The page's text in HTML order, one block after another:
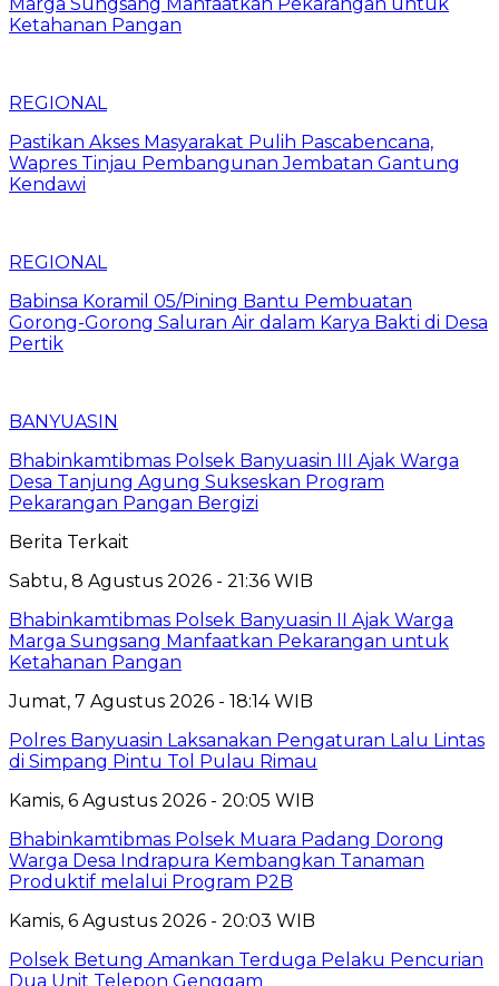
Ketahanan Pangan
REGIONAL
Pastikan Akses Masyarakat Pulih Pascabencana,
Wapres Tinjau Pembangunan Jembatan Gantung
Kendawi
REGIONAL
Babinsa Koramil 05/Pining Bantu Pembuatan
Gorong-Gorong Saluran Air dalam Karya Bakti di Desa
Pertik
BANYUASIN
Bhabinkamtibmas Polsek Banyuasin III Ajak Warga
Desa Tanjung Agung Sukseskan Program
Pekarangan Pangan Bergizi
Berita Terkait
Sabtu, 8 Agustus 2026 - 21:36 WIB
Bhabinkamtibmas Polsek Banyuasin II Ajak Warga
Marga Sungsang Manfaatkan Pekarangan untuk
Ketahanan Pangan
Jumat, 7 Agustus 2026 - 18:14 WIB
Polres Banyuasin Laksanakan Pengaturan Lalu Lintas
di Simpang Pintu Tol Pulau Rimau
Kamis, 6 Agustus 2026 - 20:05 WIB
Bhabinkamtibmas Polsek Muara Padang Dorong
Warga Desa Indrapura Kembangkan Tanaman
Produktif melalui Program P2B
Kamis, 6 Agustus 2026 - 20:03 WIB
Polsek Betung Amankan Terduga Pelaku Pencurian
Dua Unit Telepon Genggam